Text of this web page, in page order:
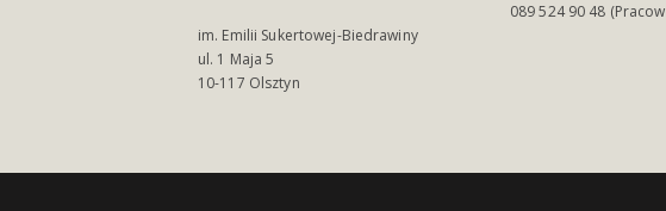
im. Emilii Sukertowej-Biedrawiny
ul. 1 Maja 5
10-117 Olsztyn
089 524 90 48